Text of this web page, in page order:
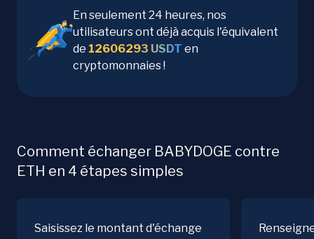
En seulement 24 heures, nos
utilisateurs ont déjà acquis l'équivalent
de 12606293 USDT en
cryptomonnaies !
Comment échanger BABYDOGE contre
ETH en 4 étapes simples
Saisissez le montant d'échange